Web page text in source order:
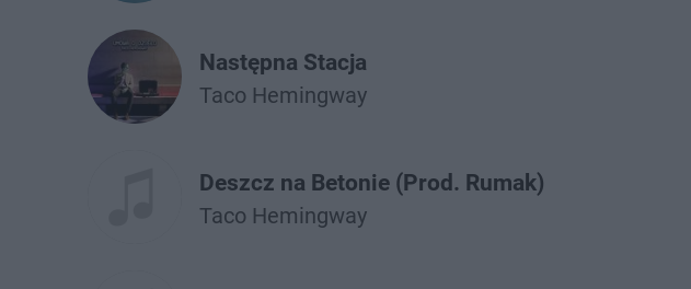
Następna Stacja
Taco Hemingway
Deszcz na Betonie (Prod. Rumak)
Taco Hemingway